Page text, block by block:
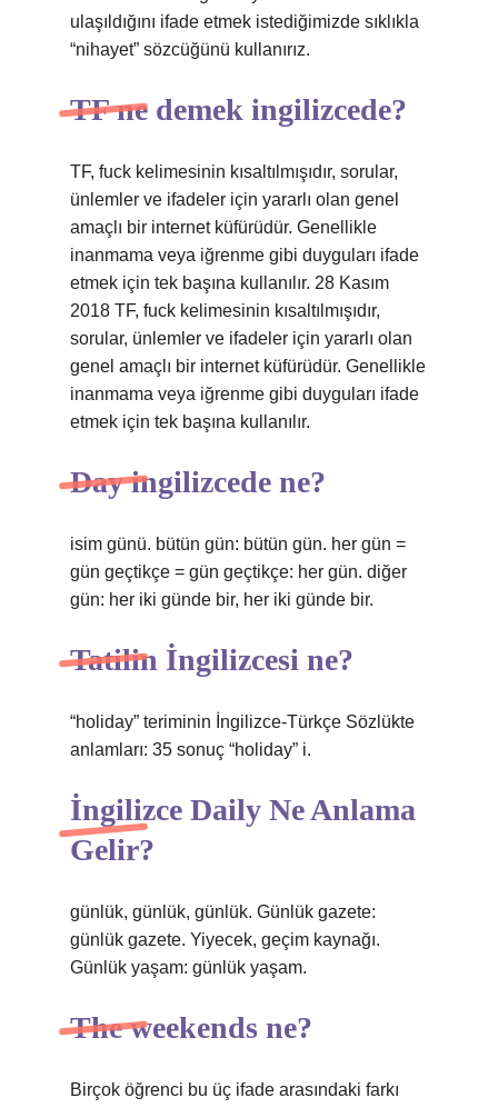
ulaşıldığını ifade etmek istediğimizde sıklıkla
“nihayet” sözcüğünü kullanırız.
TF ne demek ingilizcede?
TF, fuck kelimesinin kısaltılmışıdır, sorular,
ünlemler ve ifadeler için yararlı olan genel
amaçlı bir internet küfürüdür. Genellikle
inanmama veya iğrenme gibi duyguları ifade
etmek için tek başına kullanılır. 28 Kasım
2018 TF, fuck kelimesinin kısaltılmışıdır,
sorular, ünlemler ve ifadeler için yararlı olan
genel amaçlı bir internet küfürüdür. Genellikle
inanmama veya iğrenme gibi duyguları ifade
etmek için tek başına kullanılır.
Day ingilizcede ne?
isim günü. bütün gün: bütün gün. her gün =
gün geçtikçe = gün geçtikçe: her gün. diğer
gün: her iki günde bir, her iki günde bir.
Tatilin İngilizcesi ne?
“holiday” teriminin İngilizce-Türkçe Sözlükte
anlamları: 35 sonuç “holiday” i.
İngilizce Daily Ne Anlama
Gelir?
günlük, günlük, günlük. Günlük gazete:
günlük gazete. Yiyecek, geçim kaynağı.
Günlük yaşam: günlük yaşam.
The weekends ne?
Birçok öğrenci bu üç ifade arasındaki farkı